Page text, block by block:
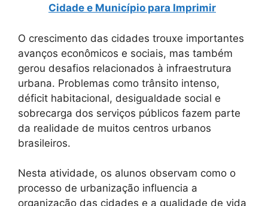
Cidade e Município para Imprimir
O crescimento das cidades trouxe importantes
avanços econômicos e sociais, mas também
gerou desafios relacionados à infraestrutura
urbana. Problemas como trânsito intenso,
déficit habitacional, desigualdade social e
sobrecarga dos serviços públicos fazem parte
da realidade de muitos centros urbanos
brasileiros.
Nesta atividade, os alunos observam como o
processo de urbanização influencia a
organização das cidades e a qualidade de vida